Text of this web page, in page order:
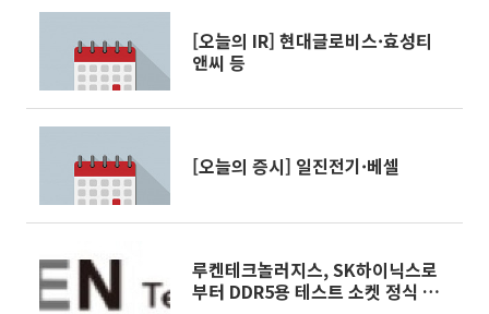
[오늘의 IR] 현대글로비스·효성티
앤씨 등
[오늘의 증시] 일진전기·베셀
루켄테크놀러지스, SK하이닉스로
부터 DDR5용 테스트 소켓 정식 수